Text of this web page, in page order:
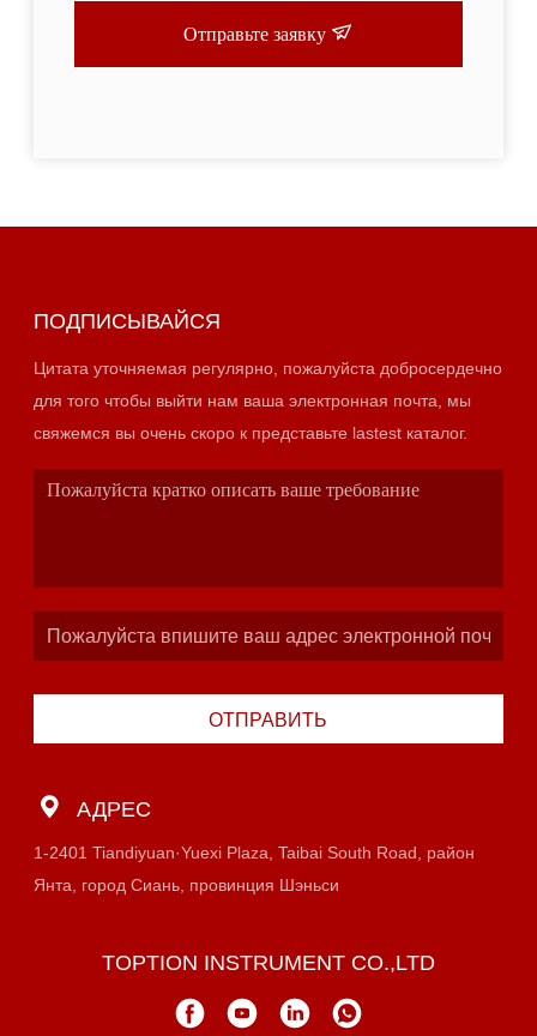
Отправьте заявку
ПОДПИСЫВАЙСЯ
Цитата уточняемая регулярно, пожалуйста добросердечно
для того чтобы выйти нам ваша электронная почта, мы
свяжемся вы очень скоро к представьте lastest каталог.
ОТПРАВИТЬ
АДРЕС
1-2401 Tiandiyuan·Yuexi Plaza, Taibai South Road, район
Янта, город Сиань, провинция Шэньси
TOPTION INSTRUMENT CO.,LTD